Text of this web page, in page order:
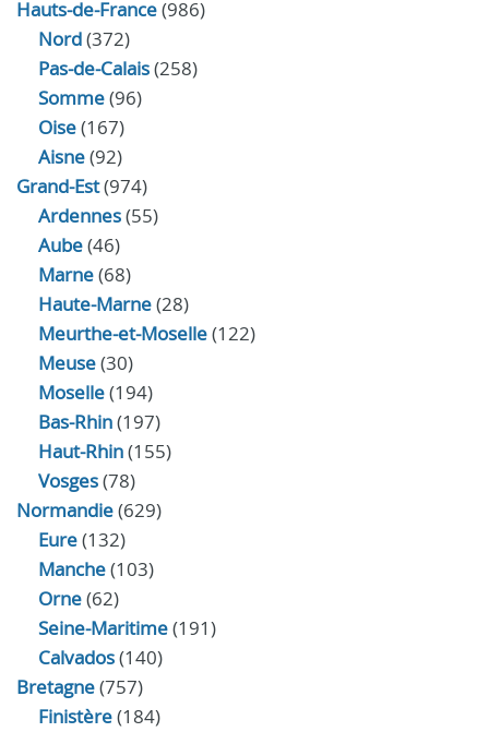
Hauts-de-France(986)
Nord(372)
Pas-de-Calais(258)
Somme(96)
Oise(167)
Aisne(92)
Grand-Est(974)
Ardennes(55)
Aube(46)
Marne(68)
Haute-Marne(28)
Meurthe-et-Moselle(122)
Meuse(30)
Moselle(194)
Bas-Rhin(197)
Haut-Rhin(155)
Vosges(78)
Normandie(629)
Eure(132)
Manche(103)
Orne(62)
Seine-Maritime(191)
Calvados(140)
Bretagne(757)
Finistère(184)